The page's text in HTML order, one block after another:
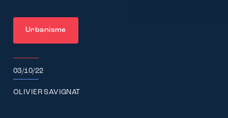
Urbanisme
03/10/22
OLIVIER SAVIGNAT